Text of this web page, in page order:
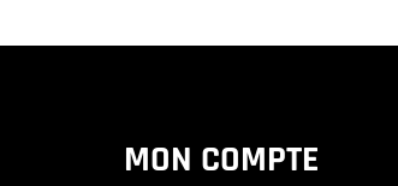
à
MON COMPTE